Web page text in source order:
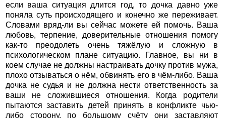
если ваша ситуация длится год, то дочка давно уже
поняла суть происходящего и конечно же переживает.
Словами вряд-ли вы сейчас можете ей помочь. Ваша
любовь, терпение, доверительные отношения помогу
как-то преодолеть очень тяжёлую и сложную в
психологическом плане ситуацию. Главное, вы ни в
коем случае не должны настраивать дочку против мужа,
плохо отзываться о нём, обвинять его в чём-либо. Ваша
дочка не судья и не должна нести ответственность за
ваши не сложившиеся отношения. Когда родители
пытаются заставить детей принять в конфликте чью-
либо сторону, по большому счёту они заставляют